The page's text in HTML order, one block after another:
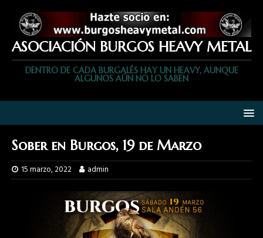
ASOCIACIÓN BURGOS HEAVY METAL
DENTRO DE CADA BURGALÉS HAY UN HEAVY, AUNQUE
ALGUNOS AÚN NO LO SABEN
Sober en Burgos, 19 de Marzo
15 marzo, 2022 admin